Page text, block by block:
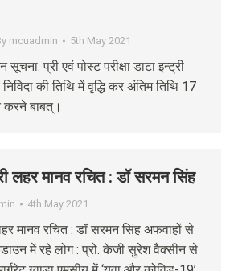
mcuadmin 5th May 2021
सूचना: प्री एवं पोस्‍ट परीक्षा डाटा इन्‍ट्री
की तिथि में वृद्धि कर अंतिम तिथि 17
करने बाबत्।
लहर मानव रचित : डॉ सरमन सिंह
4th May 2021
मानव रचित : डॉ सरमन सिंह अफवाहों से
में रहे लोग : प्रो. केजी सुरेश वैक्सीन से